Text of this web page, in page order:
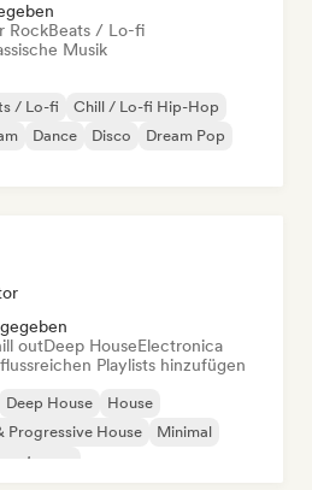
RockBeats / Lo-fi
Musik
/ Lo-fi
Chill / Lo-fi Hip-Hop
Dance Disco
Dream Pop
outDeep HouseElectronica
Playlists hinzufügen
Deep House
House
Progressive House
Minimal